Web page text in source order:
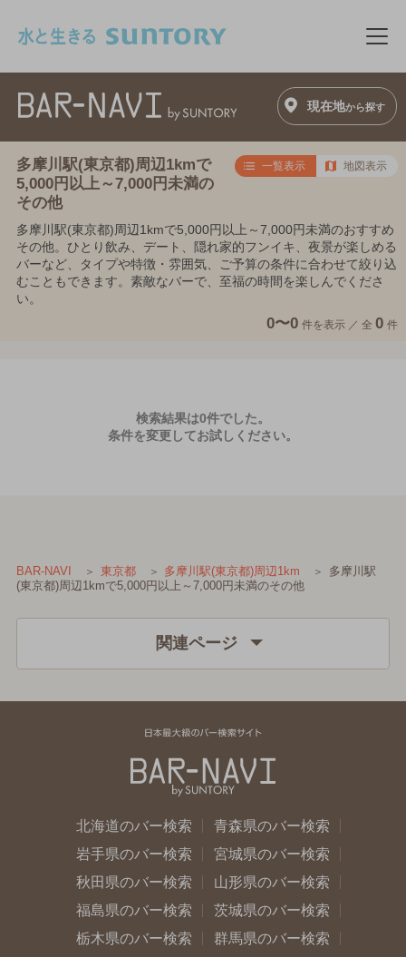
メ
現在地から探す
多摩川駅(東京都)周辺1kmで
5,000円以上～7,000円未満の
その他
一覧表示 地図表示
多摩川駅(東京都)周辺1kmで5,000円以上～7,000円未満のおすすめ
その他。ひとり飲み、デート、隠れ家的フンイキ、夜景が楽しめる
バーなど、タイプや特徴・雰囲気、ご予算の条件に合わせて絞り込
むこともできます。素敵なバーで、至福の時間を楽しんでくださ
い。
0〜0 件を表示 ／ 全 0 件
検索結果は0件でした。
条件を変更してお試しください。
BAR-NAVI 東京都 多摩川駅(東京都)周辺1km
多摩川駅
(東京都)周辺1kmで5,000円以上～7,000円未満のその他
関連ページ
北海道のバー検索
青森県のバー検索
岩手県のバー検索
宮城県のバー検索
秋田県のバー検索
山形県のバー検索
福島県のバー検索
茨城県のバー検索
栃木県のバー検索
群馬県のバー検索